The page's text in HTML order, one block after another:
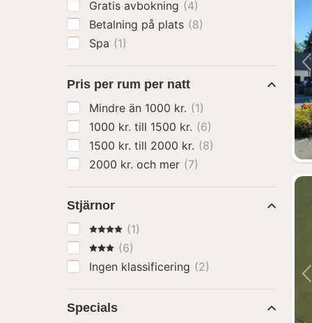
Gratis avbokning (4)
Betalning på plats (8)
Spa (1)
Pris per rum per natt
Mindre än 1000 kr. (1)
1000 kr. till 1500 kr. (6)
1500 kr. till 2000 kr. (8)
2000 kr. och mer (7)
Stjärnor
4 Stjärnor
(1)
3 Stjärnor
(6)
Ingen klassificering (2)
Specials